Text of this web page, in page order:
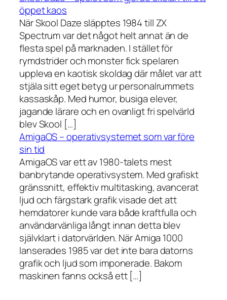
öppet kaos
När Skool Daze släpptes 1984 till ZX
Spectrum var det något helt annat än de
flesta spel på marknaden. I stället för
rymdstrider och monster fick spelaren
uppleva en kaotisk skoldag där målet var att
stjäla sitt eget betyg ur personalrummets
kassaskåp. Med humor, busiga elever,
jagande lärare och en ovanligt fri spelvärld
blev Skool […]
AmigaOS – operativsystemet som var före
sin tid
AmigaOS var ett av 1980-talets mest
banbrytande operativsystem. Med grafiskt
gränssnitt, effektiv multitasking, avancerat
ljud och färgstark grafik visade det att
hemdatorer kunde vara både kraftfulla och
användarvänliga långt innan detta blev
självklart i datorvärlden. När Amiga 1000
lanserades 1985 var det inte bara datorns
grafik och ljud som imponerade. Bakom
maskinen fanns också ett […]